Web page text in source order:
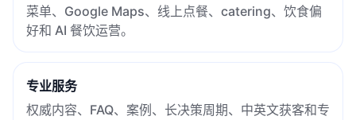
菜单、Google Maps、线上点餐、catering、饮食偏
好和 AI 餐饮运营。
专业服务
权威内容、FAQ、案例、长决策周期、中英文获客和专